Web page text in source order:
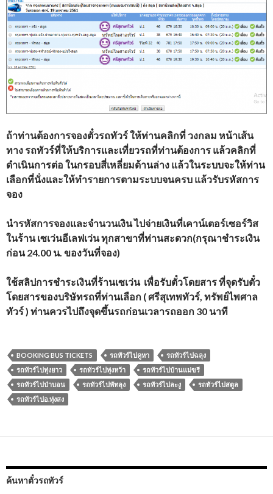
ถ้าท่านต้องการจองตั๋วรถทัวร์ ให้ท่านคลิกที่ วงกลม หน้าเส้น
ทาง รถทัวร์ที่ให้บริการและเที่ยวรถที่ท่านต้องการ แล้วคลิกที่
ดำเนินการต่อ ในกรอบสี่เหลี่ยมด้านล่าง แล้วในระบบจะให้ท่าน
เลือกที่นั่งและให้ทำรายการตามระบบจนครบ แล้วรับรหัสการ
จอง
นำรหัสการจองและจำนวนเงิน ไปจ่ายเงินที่เคาน์เตอร์เซอร์วิส
ในร้าน เซเว่นอีเลฟเว่น ทุกสาขาที่ท่านสะดวก(กรุณาชำระเงิน
ก่อน 24.00 น. ของวันที่จอง)
ใช้สลิปการชำระเงินที่ร้านเซเว่น เพื่อรับตั๋วโดยสาร ที่จุดรับตั๋ว
โดยสารของบริษัทรถที่ท่านเลือก ( ศรีสุเทพทัวร์, ทรัพย์ไพศาล
ทัวร์) ท่านควรไปถึงจุดขึ้นรถก่อนเวลารถออก 30 นาที
BOOKING BUS TICKETS รถทัวร์ไปคูหา
รถทัวร์ไปฉลุง
รถทัวร์ไปทุ่งยาว
รถทัวร์ไปทุ่งหว้า
รถทัวร์ไปบ้านแม่ขรี
รถทัวร์ไปป่าบอน
รถทัวร์ไปพัทลุง รถทัวร์ไปละงู
รถทัวร์ไปสตูล
รถทัวร์ไปอ.ทุ่งสง
ค้นหาตั๋วรถทัวร์